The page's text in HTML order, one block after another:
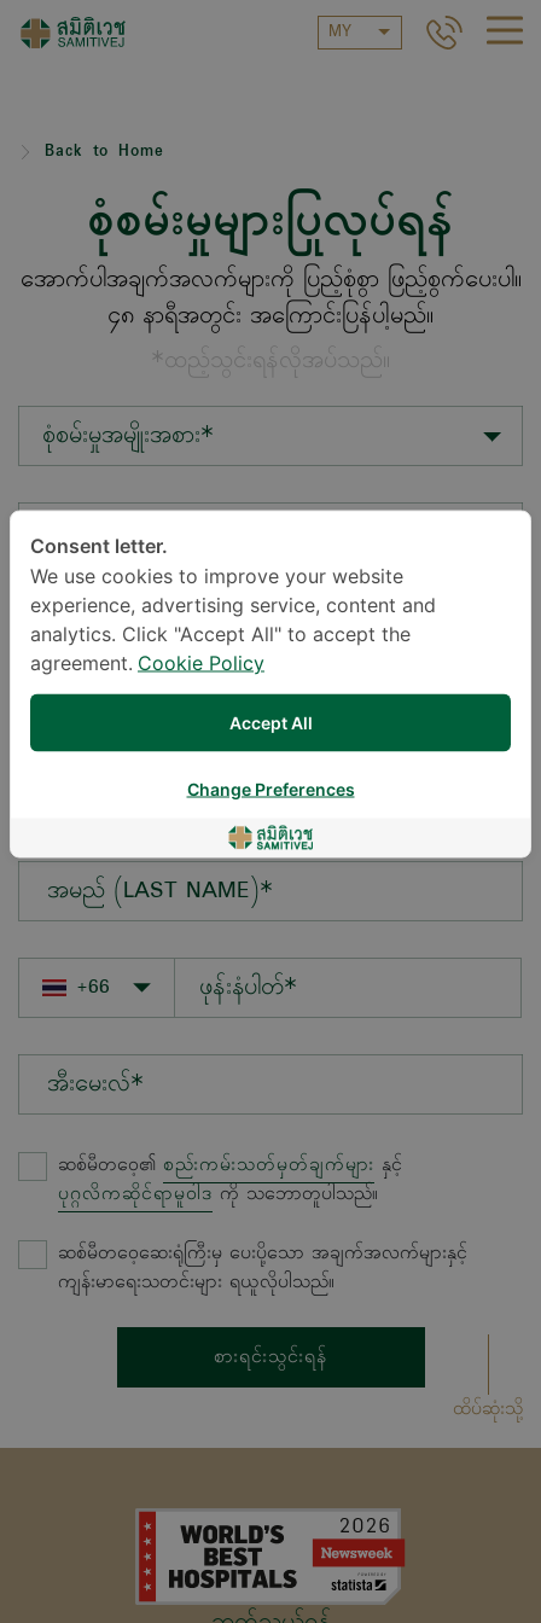
MY
Back to Home
စုံစမ်းမှုများပြုလုပ်ရန်
အောက်ပါအချက်အလက်များကို ပြည့်စုံစွာ ဖြည့်စွက်ပေးပါ။
၄၈ နာရီအတွင်း အကြောင်းပြန်ပါ့မည်။
*ထည့်သွင်းရန်လိုအပ်သည်။
စုံစမ်းမှုအမျိုးအစား*
တည်နေရာ*
မေးလိုသောမေးခွန်း*
အမည် (FIRST NAME)*
အမည် (LAST NAME)*
အီးမေးလ်*
ဆစ်မီတဝေ့၏ စည်းကမ်းသတ်မှတ်ချက်များ နှင့်
ပုဂ္ဂလိကဆိုင်ရာမူဝါဒ ကို သဘောတူပါသည်။
ဆစ်မီတဝေ့ဆေးရုံကြီးမှ ပေးပို့သော အချက်အလက်များနှင့်
ကျန်းမာရေးသတင်းများ ရယူလိုပါသည်။
စားရင်းသွင်းရန်
ထိပ်ဆုံးသို့
Consent letter.
We use cookies to improve your website
experience, advertising service, content and
analytics. Click "Accept All" to accept the
agreement. Cookie Policy
Accept All
Change Preferences